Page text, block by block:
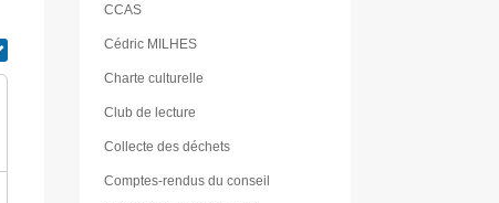
CCAS
Cédric MILHES
Charte culturelle
Club de lecture
Collecte des déchets
Comptes-rendus du conseil